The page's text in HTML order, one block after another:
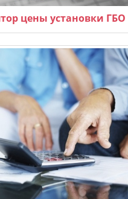
цены установки ГБО